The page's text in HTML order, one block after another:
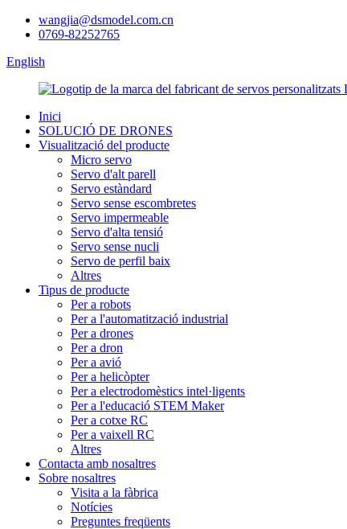
wangjia@dsmodel.com.cn
0769-82252765
English
Inici
SOLUCIÓ DE DRONES
Visualització del producte
Micro servo
Servo d'alt parell
Servo estàndard
Servo sense escombretes
Servo impermeable
Servo d'alta tensió
Servo sense nucli
Servo de perfil baix
Altres
Tipus de producte
Per a robots
Per a l'automatització industrial
Per a drones
Per a dron
Per a avió
Per a helicòpter
Per a electrodomèstics intel·ligents
Per a l'educació STEM Maker
Per a cotxe RC
Per a vaixell RC
Altres
Contacta amb nosaltres
Sobre nosaltres
Visita a la fàbrica
Notícies
Preguntes freqüents